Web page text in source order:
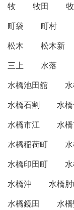
牧
牧田
町袋
町村
松木
松木新
三上
水落
水橋池田舘
水橋石割
水
水橋市江
水
水橋稲荷町
水橋印田町
水橋沖
水橋
水橋鏡田
水